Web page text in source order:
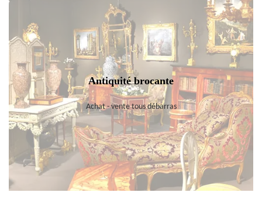
Antiquité brocante
Achat - vente tous débarras